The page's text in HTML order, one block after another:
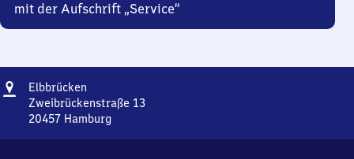
mit der Aufschrift „Service“
Adresse
Elbbrücken
Zweibrückenstraße 13
20457 Hamburg